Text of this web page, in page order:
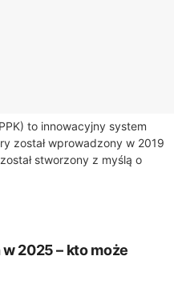
to innowacyjny system
został wprowadzony w 2019
stworzony z myślą o
przyszłość.PPK to...
2025 – kto może